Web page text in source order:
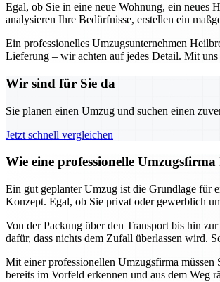
Egal, ob Sie in eine neue Wohnung, ein neues
analysieren Ihre Bedürfnisse, erstellen ein
Ein professionelles Umzugsunternehmen
Lieferung – wir achten auf jedes Detail. Mit
Wir sind für Sie da
Sie planen einen Umzug und suchen einen
Jetzt schnell vergleichen
Wie eine professionelle
Ein gut geplanter Umzug ist die Grundlage für
Konzept. Egal, ob Sie privat oder gewerblich
Von der Packung über den Transport bis hin
dafür, dass nichts dem Zufall überlassen wird.
Mit einer professionellen Umzugsfirma
bereits im Vorfeld erkennen und aus dem Weg